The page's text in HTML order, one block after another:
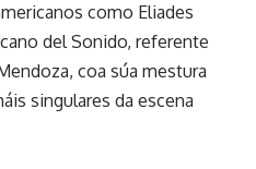
como Eliades
del Sonido, referente
coa súa mestura
singulares da escena